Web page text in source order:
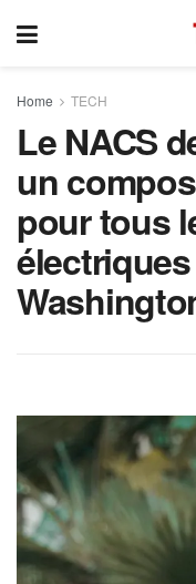
Home TECH
Le NACS
un
pour tous